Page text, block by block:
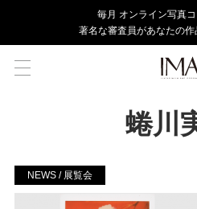
毎⽉ オンライン写真
著名な審査員があなたの
蜷川
NEWS / 展覧会